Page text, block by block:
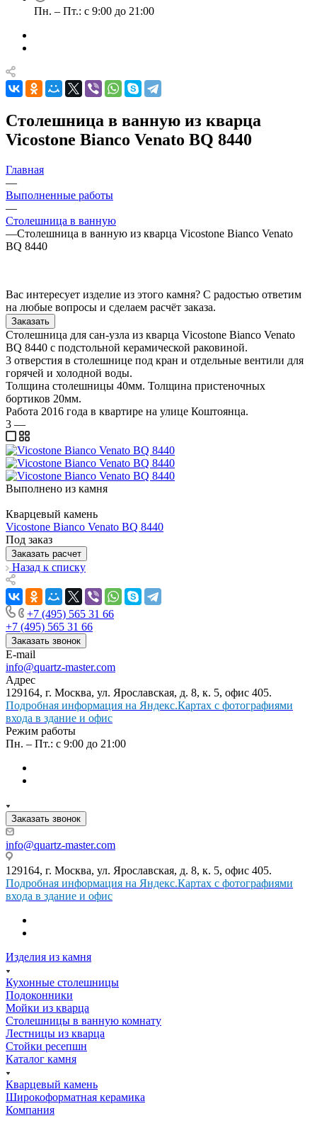
Пн. – Пт.: с 9:00 до 21:00
Столешница в ванную из кварца
Vicostone Bianco Venato BQ 8440
Главная
—
Выполненные работы
—
Столешница в ванную
—Столешница в ванную из кварца Vicostone Bianco Venato
BQ 8440
Вас интересует изделие из этого камня? С радостью ответим
на любые вопросы и сделаем расчёт заказа.
Заказать
Столешница для сан-узла из кварца Vicostone Bianco Venato
BQ 8440 с подстольной керамической раковиной.
3 отверстия в столешнице под кран и отдельные вентили для
горячей и холодной воды.
Толщина столешницы 40мм. Толщина пристеночных
бортиков 20мм.
Работа 2016 года в квартире на улице Коштоянца.
3 —
Выполнено из камня
Кварцевый камень
Vicostone Bianco Venato BQ 8440
Под заказ
Заказать расчет
Назад к списку
+7 (495) 565 31 66
+7 (495) 565 31 66
Заказать звонок
E-mail
info@quartz-master.com
Адрес
129164, г. Москва, ул. Ярославская, д. 8, к. 5, офис 405.
Подробная информация на Яндекс.Картах с фотографиями
входа в здание и офис
Режим работы
Пн. – Пт.: с 9:00 до 21:00
Заказать звонок
info@quartz-master.com
129164, г. Москва, ул. Ярославская, д. 8, к. 5, офис 405.
Подробная информация на Яндекс.Картах с фотографиями
входа в здание и офис
Изделия из камня
Кухонные столешницы
Подоконники
Мойки из кварца
Столешницы в ванную комнату
Лестницы из кварца
Стойки ресепшн
Каталог камня
Кварцевый камень
Широкоформатная керамика
Компания